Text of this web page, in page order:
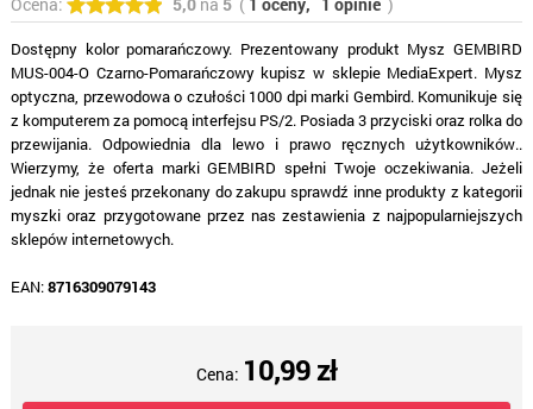
Ocena: 5,0na 5( 1 oceny, 1 opinie )
Dostępny kolor pomarańczowy. Prezentowany produkt Mysz GEMBIRD
MUS-004-O Czarno-Pomarańczowy kupisz w sklepie MediaExpert. Mysz
optyczna, przewodowa o czułości 1000 dpi marki Gembird. Komunikuje się
z komputerem za pomocą interfejsu PS/2. Posiada 3 przyciski oraz rolka do
przewijania. Odpowiednia dla lewo i prawo ręcznych użytkowników..
Wierzymy, że oferta marki GEMBIRD spełni Twoje oczekiwania. Jeżeli
jednak nie jesteś przekonany do zakupu sprawdź inne produkty z kategorii
myszki oraz przygotowane przez nas zestawienia z najpopularniejszych
sklepów internetowych.
EAN:8716309079143
Cena: 10,99 zł